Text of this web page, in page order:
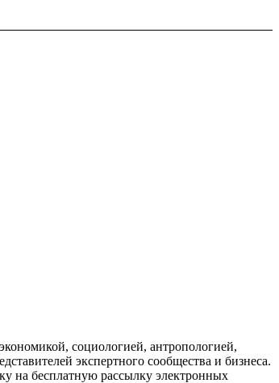
социологией, антропологией,
экспертного сообщества и бизнеса.
на бесплатную рассылку электронных